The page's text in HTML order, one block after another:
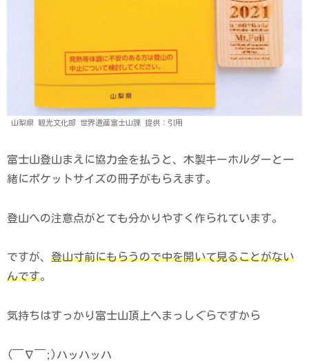
山梨県 観光文化部 世界遺産富士山課 提供：引用
富士山登山まえに協力金を払うと、木製キーホルダーと一
緒にポケットサイズの冊子がもらえます。
登山への注意点がとても分かりやすく作られています。
ですが、 登山寸前にもらうので中を開いて見ることがない
んです。
気持ちはすっかり富士山頂上へまっしぐらですから
(￣∇￣;)ハッハッハ